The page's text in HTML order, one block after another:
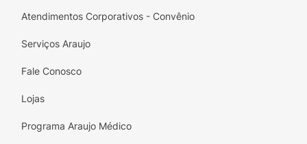
Atendimentos Corporativos - Convênio
Serviços Araujo
Fale Conosco
Lojas
Programa Araujo Médico